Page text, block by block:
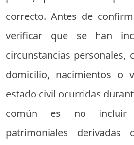
correcto. Antes de
verificar que se han
circunstancias personales,
domicilio, nacimientos o
estado civil ocurridas
común es no incluir
patrimoniales